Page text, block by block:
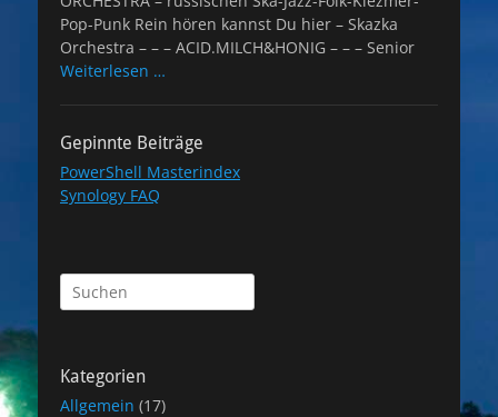
Pop-Punk Rein hören kannst Du hier – Skazka
Orchestra – – – ACID.MILCH&HONIG – – – Senior
Weiterlesen …
Gepinnte Beiträge
PowerShell Masterindex
Synology FAQ
Suchen
nach:
Kategorien
Allgemein (17)